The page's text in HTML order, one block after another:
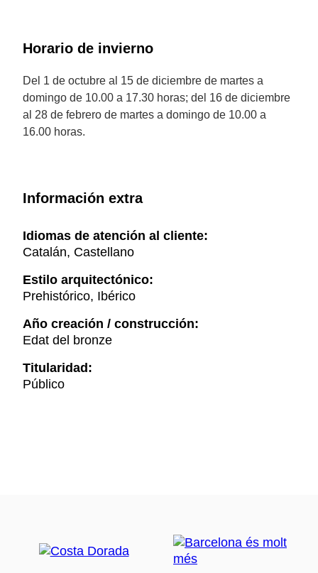
Horario de invierno
Del 1 de octubre al 15 de diciembre de martes a
domingo de 10.00 a 17.30 horas; del 16 de diciembre
al 28 de febrero de martes a domingo de 10.00 a
16.00 horas.
Información extra
Idiomas de atención al cliente:
Catalán, Castellano
Estilo arquitectónico:
Prehistórico, Ibérico
Año creación / construcción:
Edat del bronze
Titularidad:
Público